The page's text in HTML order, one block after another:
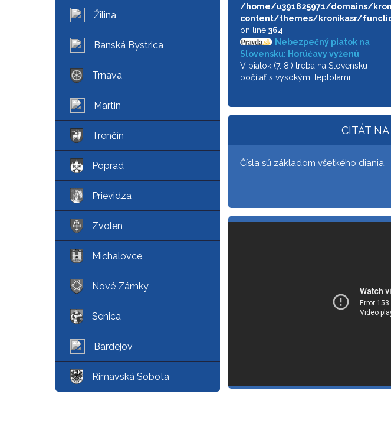
Žilina
Banská Bystrica
Trnava
Martin
Trenčín
Poprad
Prievidza
Zvolen
Michalovce
Nové Zámky
Senica
Bardejov
Rimavská Sobota
/home/u391825971/domains/
content/themes/kronikasr/
on line 364
Nebezpečný piatok na
Slovensku: Horúčavy vyženú
teploty na 33 °C, vietor udrie
rýchlosťou 85 km/h a prídu aj
V piatok (7. 8.) treba na Slovensku
počítať s vysokými teplotami,...
CITÁT
Čísla sú základom všetkého diania.